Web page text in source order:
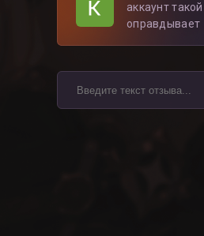
аккаунт
оправдывает